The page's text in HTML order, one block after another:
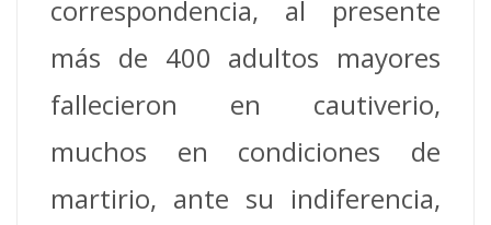
correspondencia, al presente
más de 400 adultos mayores
fallecieron en cautiverio,
muchos en condiciones de
martirio, ante su indiferencia,